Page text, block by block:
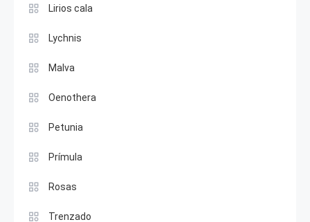
Lirios cala
Lychnis
Malva
Oenothera
Petunia
Prímula
Rosas
Trenzado